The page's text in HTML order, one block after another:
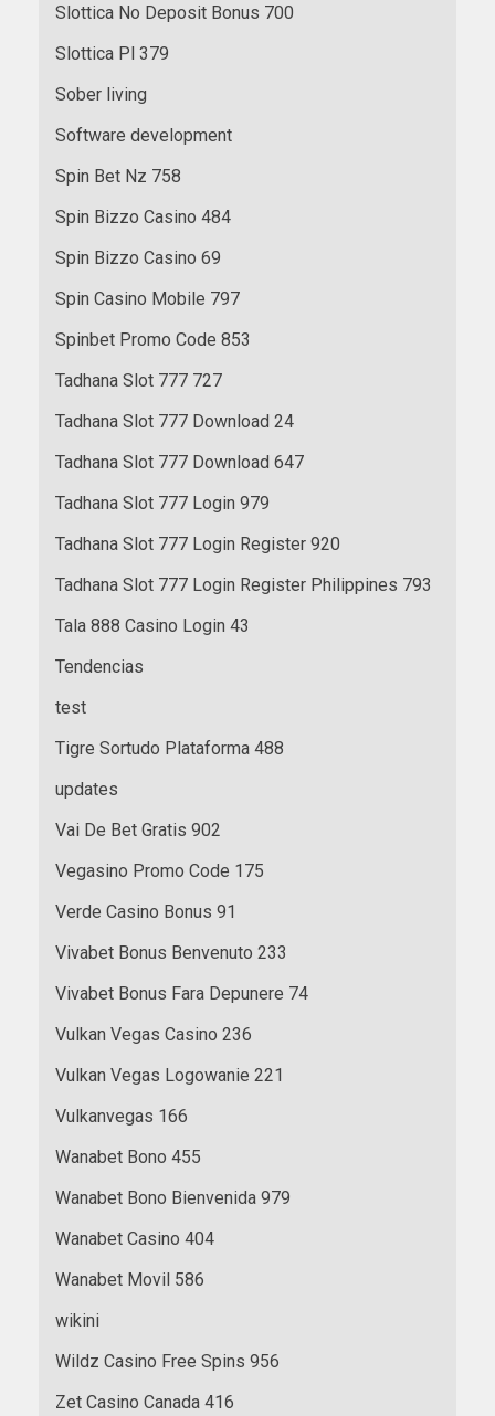
Slottica No Deposit Bonus 700
Slottica Pl 379
Sober living
Software development
Spin Bet Nz 758
Spin Bizzo Casino 484
Spin Bizzo Casino 69
Spin Casino Mobile 797
Spinbet Promo Code 853
Tadhana Slot 777 727
Tadhana Slot 777 Download 24
Tadhana Slot 777 Download 647
Tadhana Slot 777 Login 979
Tadhana Slot 777 Login Register 920
Tadhana Slot 777 Login Register Philippines 793
Tala 888 Casino Login 43
Tendencias
test
Tigre Sortudo Plataforma 488
updates
Vai De Bet Gratis 902
Vegasino Promo Code 175
Verde Casino Bonus 91
Vivabet Bonus Benvenuto 233
Vivabet Bonus Fara Depunere 74
Vulkan Vegas Casino 236
Vulkan Vegas Logowanie 221
Vulkanvegas 166
Wanabet Bono 455
Wanabet Bono Bienvenida 979
Wanabet Casino 404
Wanabet Movil 586
wikini
Wildz Casino Free Spins 956
Zet Casino Canada 416